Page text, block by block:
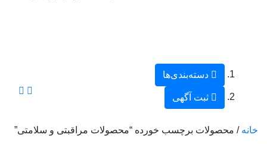
دسته‌بندی‌ها
ثبت آگهی
خانه / محصولات برچسب خورده “محصولات مراقبتی و سلامتی”